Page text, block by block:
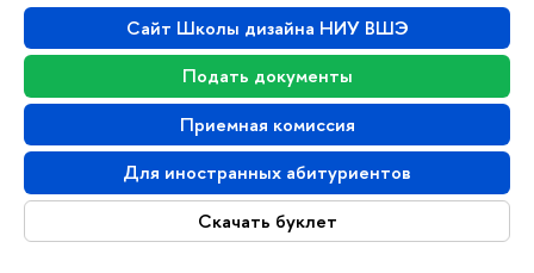
Сайт Школы дизайна НИУ ВШЭ
Подать документы
Приемная комиссия
Для иностранных абитуриентов
Скачать буклет